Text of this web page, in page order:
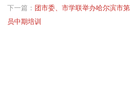
下一篇： 团市委、市学联举办哈尔滨市
员中期培训